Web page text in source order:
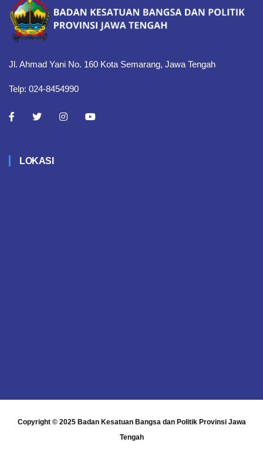
Jl. Ahmad Yani No. 160 Kota Semarang, Jawa Tengah
Telp: 024-8454990
LOKASI
Copyright © 2025 Badan Kesatuan Bangsa dan Politik Provinsi Jawa
Tengah